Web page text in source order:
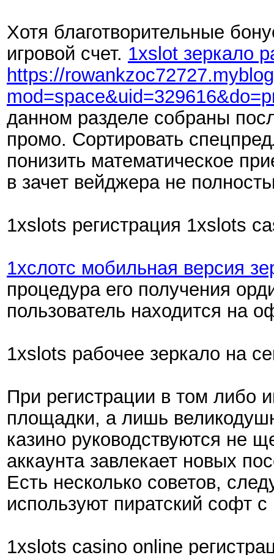
Хотя благотворительные
игровой счет. 1xslot зеркало
https://
данном разделе собраны
промо. Сортировать
понизить математическое
в зачет вейджера не
1xslots регистрация 1xslots
1хслотс мобильная версия
процедура его получения
пользователь находится на
1xslots рабочее зеркало на
При регистрации в том либо
площадки, а лишь
казино руководствуются не
аккаунта завлекает новых
Есть несколько советов,
используют пиратский софт
1xslots casino online